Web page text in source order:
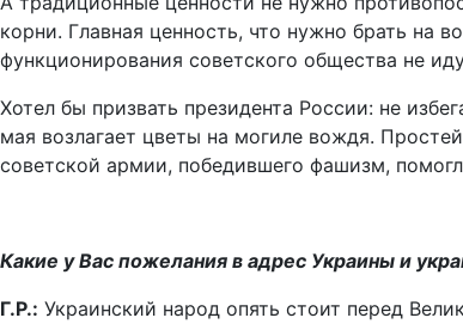
корни. Главная ценность, что нужно брать на
функционирования советского общества не
Хотел бы призвать президента России: не
мая возлагает цветы на могиле вождя.
советской армии, победившего фашизм,
Какие у Вас пожелания в адрес Украины и
Г.Р.: Украинский народ опять стоит перед